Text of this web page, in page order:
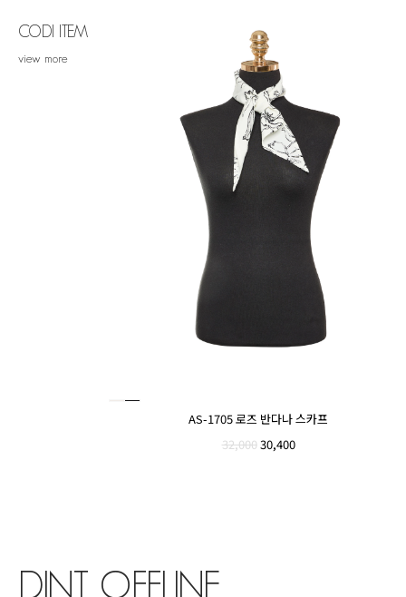
CODI ITEM
view more
AS-1705 로즈 반다나 스카프
32,00030,400
DINT OFFLINE